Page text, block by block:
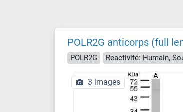
POLR2G anticorps (full
POLR2G Reactivité: Humain,
3 images